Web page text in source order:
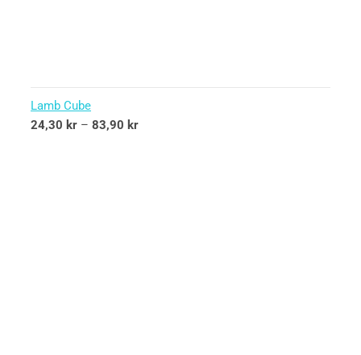
Lamb Cube
24,30 kr – 83,90 kr